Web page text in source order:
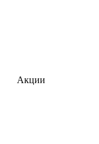
Акции